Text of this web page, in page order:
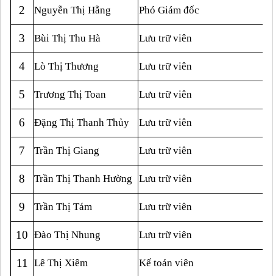
2 Nguyễn Thị Hằng Phó Giám đốc
3 Bùi Thị Thu Hà Lưu trữ viên
4 Lò Thị Thương Lưu trữ viên
5 Trương Thị Toan Lưu trữ viên
6 Đặng Thị Thanh Thủy Lưu trữ viên
7 Trần Thị Giang Lưu trữ viên
8 Trần Thị Thanh Hường Lưu trữ viên
9 Trần Thị Tám Lưu trữ viên
10 Đào Thị Nhung Lưu trữ viên
11 Lê Thị Xiêm Kế toán viên